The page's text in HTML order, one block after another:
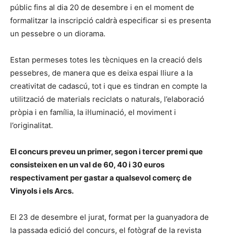
públic fins al dia 20 de desembre i en el moment de
formalitzar la inscripció caldrà especificar si es presenta
un pessebre o un diorama.
Estan permeses totes les tècniques en la creació dels
pessebres, de manera que es deixa espai lliure a la
creativitat de cadascú, tot i que es tindran en compte la
utilització de materials reciclats o naturals, l’elaboració
pròpia i en família, la il·luminació, el moviment i
l’originalitat.
El concurs preveu un primer, segon i tercer premi que
consisteixen en un val de 60, 40 i 30 euros
respectivament per gastar a qualsevol comerç de
Vinyols i els Arcs.
El 23 de desembre el jurat, format per la guanyadora de
la passada edició del concurs, el fotògraf de la revista